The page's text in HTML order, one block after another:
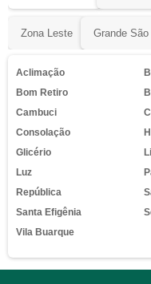
Zona Leste Grande
Aclimação
Bom Retiro
Cambuci
Consolação
Glicério
Luz
República
Santa Efigênia
Vila Buarque